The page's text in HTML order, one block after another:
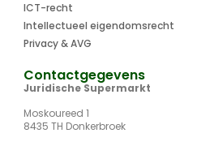
ICT-recht
Intellectueel eigendomsrecht
Privacy & AVG
Contactgegevens
Juridische Supermarkt
Moskoureed 1
8435 TH Donkerbroek